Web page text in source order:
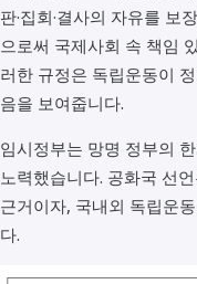
판·집회·결사의 자유를 보
으로써 국제사회 속 책임
러한 규정은 독립운동이
음을 보여줍니다.
임시정부는 망명 정부의
노력했습니다. 공화국 선
근거이자, 국내외 독립운
다.